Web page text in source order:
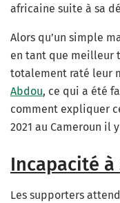
africaine suite à sa
Alors qu’un simple
en tant que meilleur
totalement raté leur
Abdou, ce qui a été
comment expliquer
2021 au Cameroun il
Incapacité
Les supporters